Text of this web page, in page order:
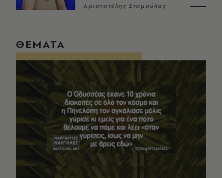
Αριστοτέλης Σταμούλας
ΘΕΜΑΤΑ